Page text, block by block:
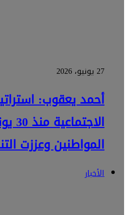
27 يونيو، 2026
أحمد يعقوب:
المواطنين وعززت
الأخبار